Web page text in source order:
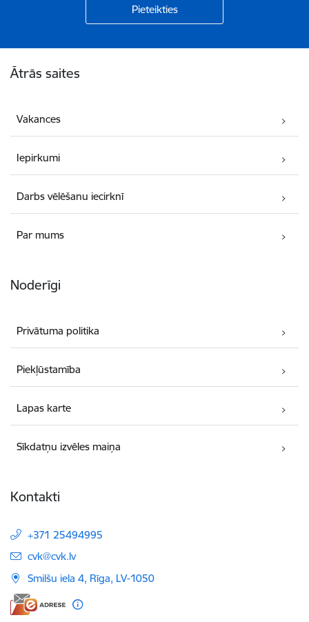
Ātrās saites
Vakances
Iepirkumi
Darbs vēlēšanu iecirknī
Par mums
Noderīgi
Privātuma politika
Piekļūstamība
Lapas karte
Sīkdatņu izvēles maiņa
Kontakti
+371 25494995
E-pasts:
cvk@cvk.lv
Smilšu iela 4, Rīga, LV-1050